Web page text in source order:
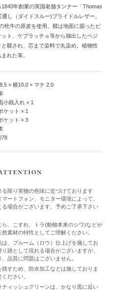
年創業の英国老舗タンナー「Thomas
し（ダイドスルー)ブライドルレザー。
牝牛の原皮を使用。鞣は地面に掘ったピ
ト、ケブラッチョ等から抽出したベジ
鞣され、芯まで染料で丸染め。植物性
れた革。
× 横10.0 × マチ 2.0
小銭入れ × 1
ケット × 1
ケット × 3
限り実物の色味に近づけております
ートフォン、モニター環境によって、
場合がございます。予めご了承下さい
、こすれ、トラ(動物本来のシワ)などが
素材の特性としてご理解ください。
、ブルーム（ロウ）仕上げを施してお
跡として現れる場合がございますが、
品質に問題はございません。
すため、防水加工などは施しておりま
ださい。
ィッシュグリーンは、かなり黒に近い